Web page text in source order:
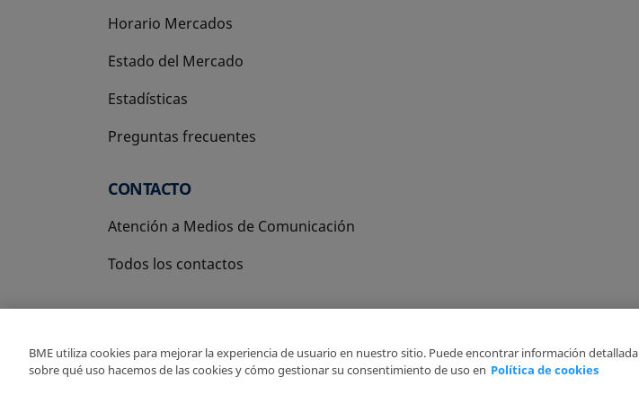
Horario Mercados
Estado del Mercado
Estadísticas
Preguntas frecuentes
CONTACTO
Atención a Medios de Comunicación
Todos los contactos
Copyright Ⓒ BME 2026
BME utiliza cookies para mejorar la experiencia de usuario en nuestro sitio. Puede encontrar información detallada
sobre qué uso hacemos de las cookies y cómo gestionar su consentimiento de uso en Política de cookies